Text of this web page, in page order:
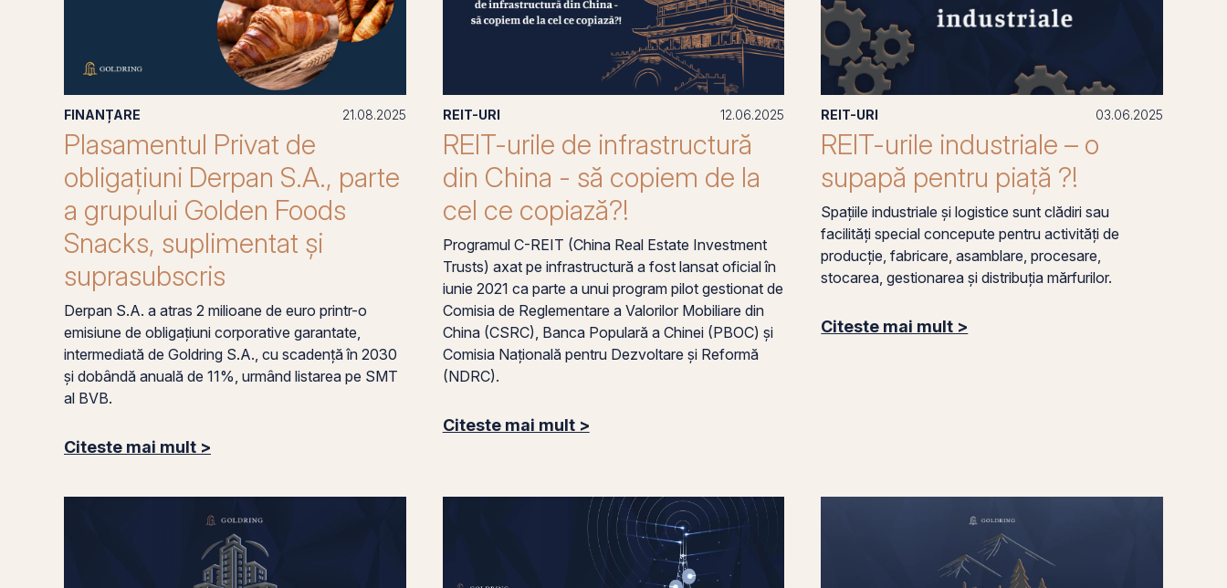
FINANȚARE 21.08.2025
Plasamentul Privat de
obligațiuni Derpan S.A., parte
a grupului Golden Foods
Snacks, suplimentat și
suprasubscris
Derpan S.A. a atras 2 milioane de euro printr-o
emisiune de obligațiuni corporative garantate,
intermediată de Goldring S.A., cu scadență în 2030
și dobândă anuală de 11%, urmând listarea pe SMT
al BVB.
Citeste mai mult >
REIT-URI 12.06.2025
REIT-urile de infrastructură
din China - să copiem de la
cel ce copiază?!
Programul C-REIT (China Real Estate Investment
Trusts) axat pe infrastructură a fost lansat oficial în
iunie 2021 ca parte a unui program pilot gestionat de
Comisia de Reglementare a Valorilor Mobiliare din
China (CSRC), Banca Populară a Chinei (PBOC) și
Comisia Națională pentru Dezvoltare și Reformă
(NDRC).
Citeste mai mult >
REIT-URI 03.06.2025
REIT-urile industriale – o
supapă pentru piață ?!
Spațiile industriale și logistice sunt clădiri sau
facilități special concepute pentru activități de
producție, fabricare, asamblare, procesare,
stocarea, gestionarea și distribuția mărfurilor.
Citeste mai mult >